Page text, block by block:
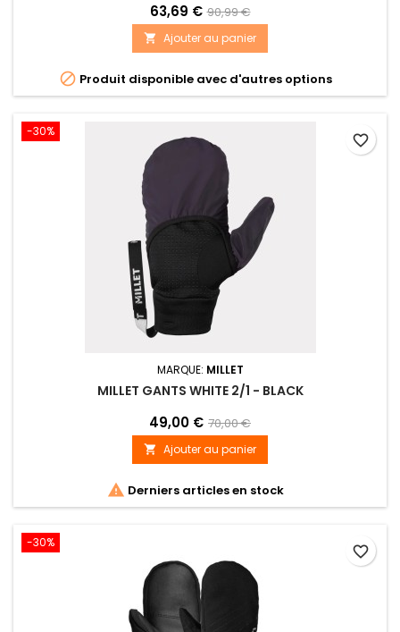
63,69 € 90,99 €
 Ajouter au panier
 Produit disponible avec d'autres options
-30%
MARQUE: MILLET
MILLET GANTS WHITE 2/1 - BLACK
49,00 € 70,00 €
 Ajouter au panier
 Derniers articles en stock
favorite_border
-30%
favorite_border